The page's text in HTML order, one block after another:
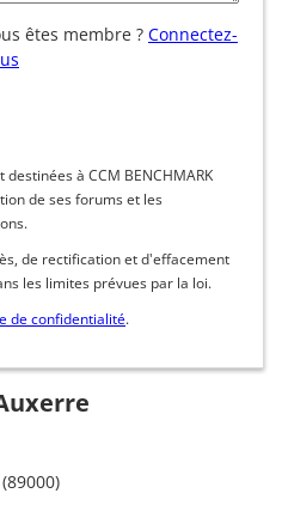
êtes membre ? Connectez-
à CCM BENCHMARK
de ses forums et les
de rectification et d'effacement
les limites prévues par la loi.
de confidentialité.